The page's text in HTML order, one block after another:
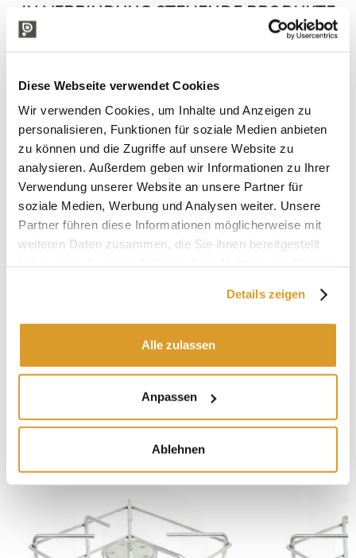
Diese Webseite verwendet Cookies
Wir verwenden Cookies, um Inhalte und Anzeigen zu
personalisieren, Funktionen für soziale Medien anbieten
zu können und die Zugriffe auf unsere Website zu
analysieren. Außerdem geben wir Informationen zu Ihrer
Verwendung unserer Website an unsere Partner für
soziale Medien, Werbung und Analysen weiter. Unsere
Partner führen diese Informationen möglicherweise mit
weiteren Daten zusammen, die Sie ihnen bereitgestellt
Details zeigen
Alle zulassen
Anpassen
Ablehnen
IN VERBINDUNG STEHENDE PRODUKTE
ÄHNLICHE PRODUKTE